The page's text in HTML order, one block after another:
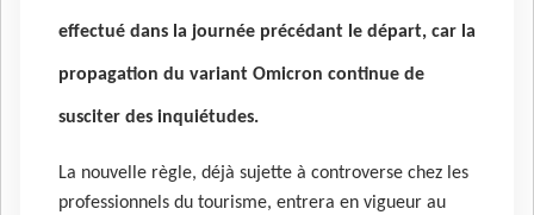
effectué dans la journée précédant le départ, car la
propagation du variant Omicron continue de
susciter des inquiétudes.
La nouvelle règle, déjà sujette à controverse chez les
professionnels du tourisme, entrera en vigueur au